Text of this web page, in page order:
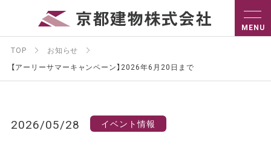
TOP
お知らせ
【アーリーサマーキャンペーン】2026年6月20日まで
2026/05/28 イベント情報